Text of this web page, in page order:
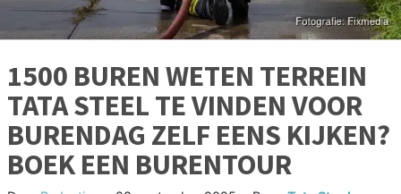
1500 BUREN WETEN TERREIN
TATA STEEL TE VINDEN VOOR
BURENDAG ZELF EENS KIJKEN?
BOEK EEN BURENTOUR